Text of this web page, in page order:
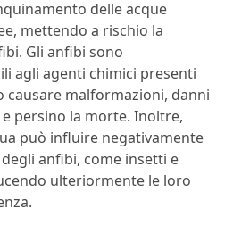
delle acque
mettendo a rischio la
Gli anfibi sono
agli agenti chimici presenti
causare malformazioni, danni
persino la morte. Inoltre,
può influire negativamente
anfibi, come insetti e
ulteriormente le loro